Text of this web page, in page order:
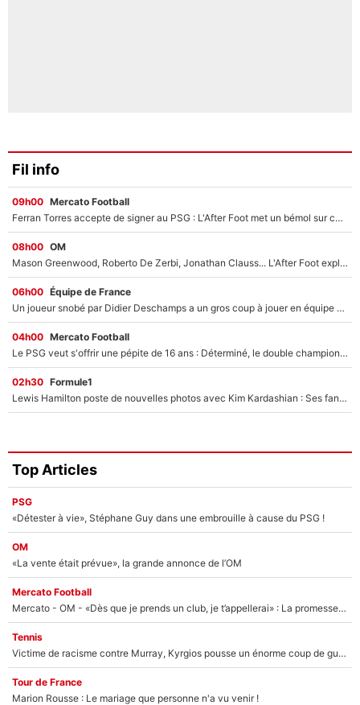
Fil info
09h00 Mercato Football
Ferran Torres accepte de signer au PSG : L'After Foot met un bémol sur ce transfert, le champion du monde va couter trop cher ?
08h00 OM
Mason Greenwood, Roberto De Zerbi, Jonathan Clauss... L'After Foot explique pourquoi Medhi Benatia a craqué à l'OM !
06h00 Équipe de France
Un joueur snobé par Didier Deschamps a un gros coup à jouer en équipe de France : Zinedine Zidane a trouvé son numéro 9 ?
04h00 Mercato Football
Le PSG veut s'offrir une pépite de 16 ans : Déterminé, le double champion d'Europe en titre est prêt à lâcher 40M€ pour celui que l'on compare déjà à Vinicius Jr !
02h30 Formule1
Lewis Hamilton poste de nouvelles photos avec Kim Kardashian : Ses fans le voient déjà redevenir champion du monde de F1 grâce à elle !
Top Articles
PSG
«Détester à vie», Stéphane Guy dans une embrouille à cause du PSG !
OM
«La vente était prévue», la grande annonce de l’OM
Mercato Football
Mercato - OM - «Dès que je prends un club, je t’appellerai» : La promesse de Marcelino au moment de claquer la porte
Tennis
Victime de racisme contre Murray, Kyrgios pousse un énorme coup de gueule !
Tour de France
Marion Rousse : Le mariage que personne n'a vu venir !